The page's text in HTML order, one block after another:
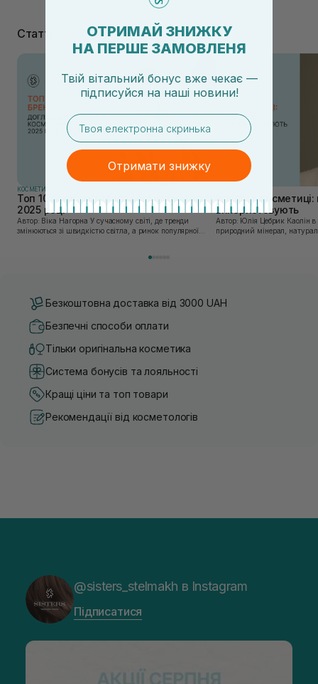
Статті
КОСМЕТИКА
Топ 10 брендів доглядової косметики у
2025 році
Автор: Віка Нагорна У сучасному світі, де тренди
змінюються зі швидкістю світла, а ринок популярної
Каолін в
використовують
Автор: Юлія Цебрик Каолін в косметології – це
природний мінерал,
Безкоштовна доставка від 3000 UAH
Безпечні способи оплати
Тільки оригінальна косметика
Система бонусів та лояльності
Кращі ціни та топ товари
Рекомендації від косметологів
@sisters_stelmakh в Instagram
Підписатися
ОТРИМАЙ ЗНИЖКУ
НА ПЕРШЕ ЗАМОВЛЕНЯ
Твій вітальний бонус вже чекає —
підписуйся на наші новини!
email
Отримати знижку